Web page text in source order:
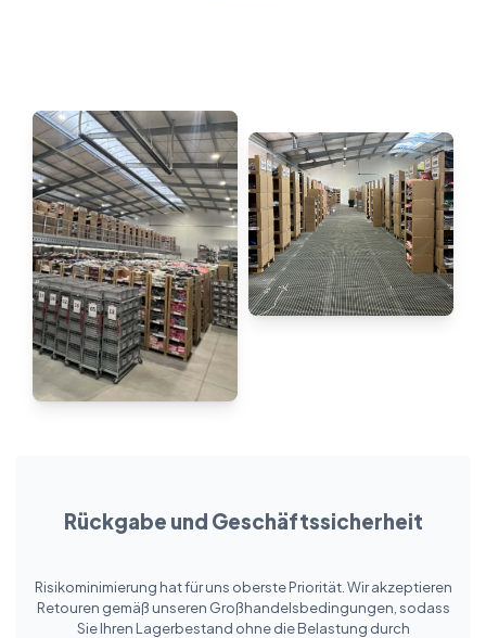
Rückgabe und Geschäftssicherheit
Risikominimierung hat für uns oberste Priorität. Wir akzeptieren
Retouren gemäß unseren Großhandelsbedingungen, sodass
Sie Ihren Lagerbestand ohne die Belastung durch